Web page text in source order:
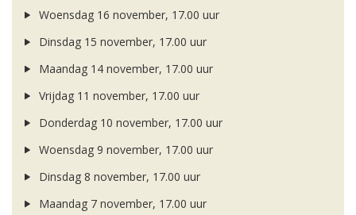
Woensdag 16 november, 17.00 uur
Dinsdag 15 november, 17.00 uur
Maandag 14 november, 17.00 uur
Vrijdag 11 november, 17.00 uur
Donderdag 10 november, 17.00 uur
Woensdag 9 november, 17.00 uur
Dinsdag 8 november, 17.00 uur
Maandag 7 november, 17.00 uur